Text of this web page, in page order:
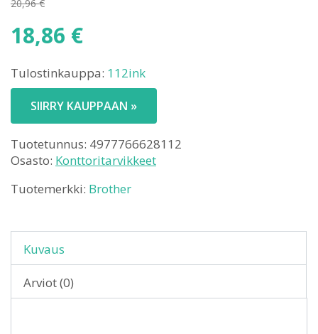
20,96€
Alkuperäinen
hinta
20,96 €.
18,86 €
hinta
on:
18,86 €.
Tulostinkauppa: 112ink
SIIRRY KAUPPAAN »
Tuotetunnus: 4977766628112
Osasto: Konttoritarvikkeet
Tuotemerkki: Brother
Kuvaus
Arviot (0)